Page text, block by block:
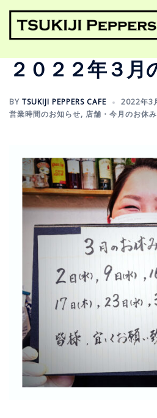
２０２２年３月
BY TSUKIJI PEPPERS CAFE
2022年3
営業時間のお知らせ, 店舗・今月のお休